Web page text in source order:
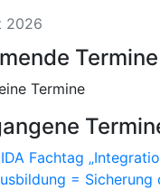
2026
Termine
Termine
Fachtag
= Sicherung